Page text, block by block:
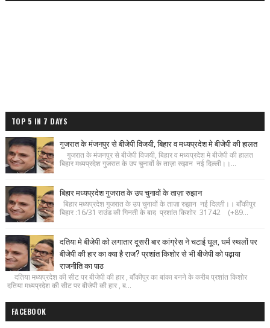
TOP 5 IN 7 DAYS
गुजरात के मंजनपुर से बीजेपी विजयी, बिहार व मध्यप्रदेश मे बीजेपी की हालत
गुजरात के मंजनपुर से बीजेपी विजयी, बिहार व मध्यप्रदेश मे बीजेपी की हालत
बिहार मध्यप्रदेश गुजरात के उप चुनावों के ताज़ा रुझान नई दिल्ली।।...
बिहार मध्यप्रदेश गुजरात के उप चुनावों के ताज़ा रुझान
बिहार मध्यप्रदेश गुजरात के उप चुनावों के ताज़ा रुझान नई दिल्ली।। बाँकीपुर
बिहार :16/31 राउंड की गिनती के बाद प्रशांत किशोर 31742 (+89...
दतिया मे बीजेपी को लगातार दूसरी बार कांग्रेस ने चटाई धूल, धर्म स्थलों पर
बीजेपी की हार का क्या है राज? प्रशांत किशोर से भी बीजेपी को पढ़ाया
राजनीति का पाठ
दतिया मध्यप्रदेश की सीट पर बीजेपी की हार , बाँकीपुर का बांका बनने के करीब प्रशांत किशोर
दतिया मध्यप्रदेश की सीट पर बीजेपी की हार , ब...
FACEBOOK